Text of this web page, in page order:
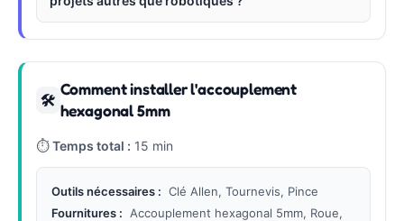
🛠
Comment installer l'accouplement
hexagonal 5mm
⏱Temps total : 15 min
Outils nécessaires : Clé Allen, Tournevis, Pince
Fournitures :
Accouplement hexagonal 5mm, Roue,